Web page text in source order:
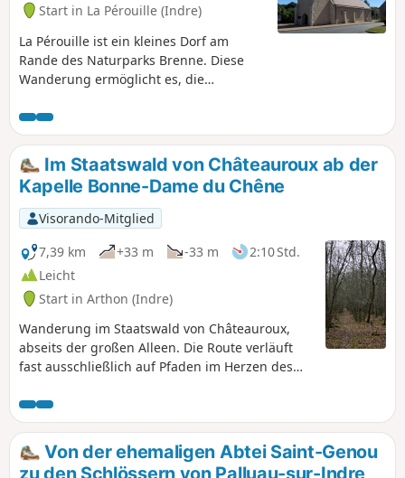
Start in La Pérouille (Indre)
La Pérouille ist ein kleines Dorf am
Rande des Naturparks Brenne. Diese
Wanderung ermöglicht es, die
kommunalen Étang de la Roche aus zu
entdecken.
Im Staatswald von Châteauroux ab der
Kapelle Bonne-Dame du Chêne
Visorando-Mitglied
7,39 km
+33 m -33 m
2:10 Std.
Leicht
Start in Arthon (Indre)
Wanderung im Staatswald von Châteauroux,
abseits der großen Alleen. Die Route verläuft
fast ausschließlich auf Pfaden im Herzen des
Von der ehemaligen Abtei Saint-Genou